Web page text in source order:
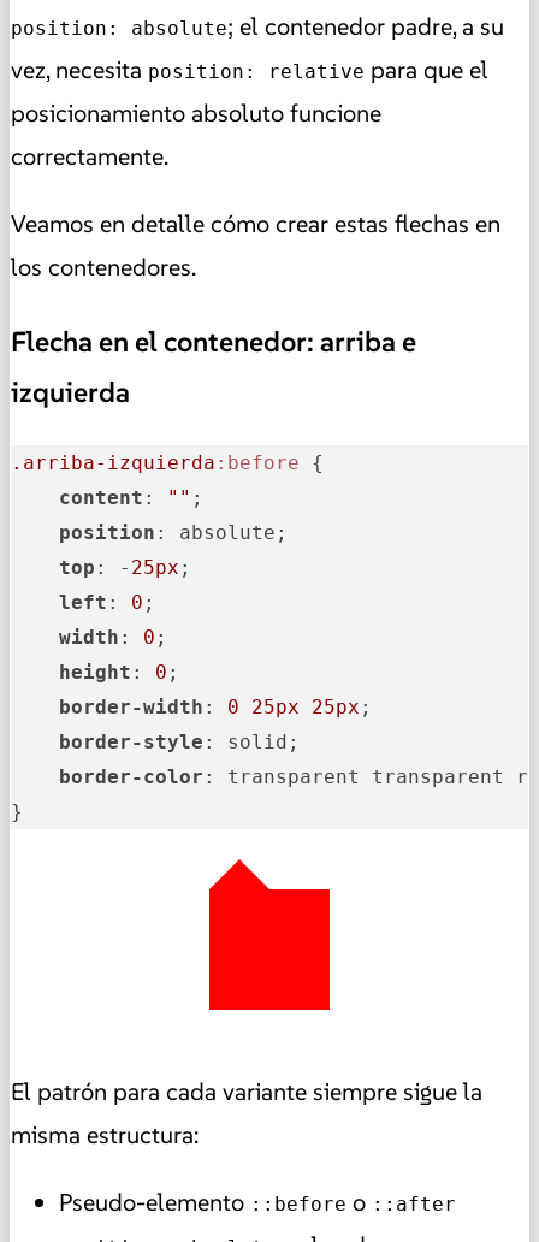
position: absolute; el contenedor padre, a su
vez, necesita position: relative para que el
posicionamiento absoluto funcione
correctamente.
Veamos en detalle cómo crear estas flechas en
los contenedores.
Flecha en el contenedor: arriba e
izquierda
.arriba-izquierda :before {
content : "" ;
position : absolute;
top : - 25px ;
left : 0 ;
width : 0 ;
height : 0 ;
border-width : 0 25px 25px ;
border-style : solid;
border-color : transparent transparent
}
El patrón para cada variante siempre sigue la
misma estructura:
Pseudo-elemento ::before o ::after